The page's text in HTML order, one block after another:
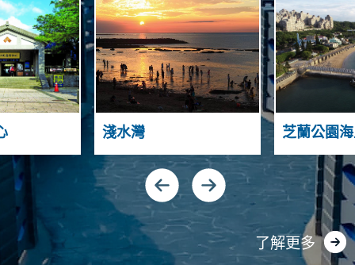
N O R T
H
C
O
A
S
A
N
D
U
N
N
S
A
淺水灣 芝蘭公園
了解更多